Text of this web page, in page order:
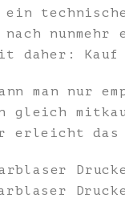
ein
nach
daher: Kauf
man nur
gleich
erleicht das